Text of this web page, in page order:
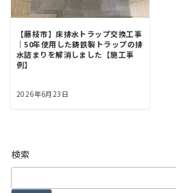
【藤枝市】床排水トラップ交換工事
｜50年使用した鋳鉄製トラップの排
水詰まりを解消しました【施工事
例】
2026年6月23日
検索